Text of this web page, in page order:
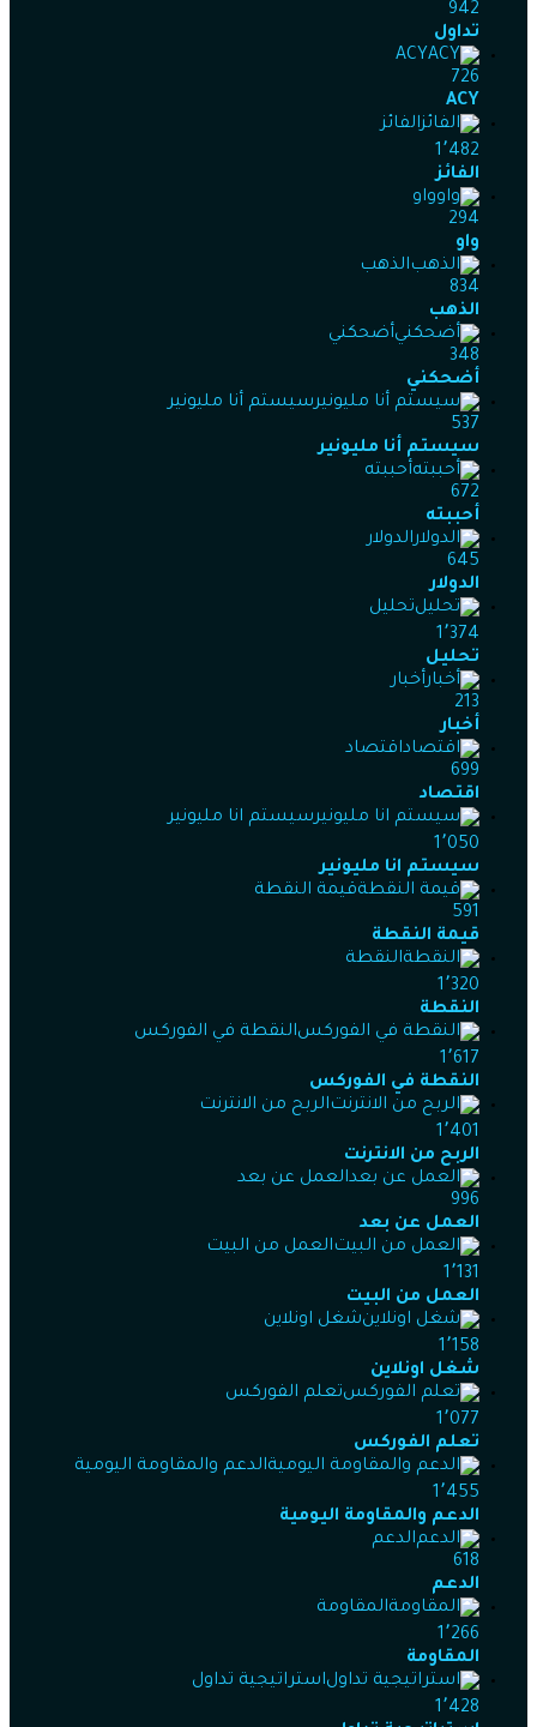
942
تداول
ACY
726
ACY
الفائز
1٬482
الفائز
واو
294
واو
الذهب
834
الذهب
أضحكني
348
أضحكني
سيستم أنا مليونير
537
سيستم أنا مليونير
أحببته
672
أحببته
الدولار
645
الدولار
تحليل
1٬374
تحليل
أخبار
213
أخبار
اقتصاد
699
اقتصاد
سيستم انا مليونير
1٬050
سيستم انا مليونير
قيمة النقطة
591
قيمة النقطة
النقطة
1٬320
النقطة
النقطة في الفوركس
1٬617
النقطة في الفوركس
الربح من الانترنت
1٬401
الربح من الانترنت
العمل عن بعد
996
العمل عن بعد
العمل من البيت
1٬131
العمل من البيت
شغل اونلاين
1٬158
شغل اونلاين
تعلم الفوركس
1٬077
تعلم الفوركس
الدعم والمقاومة اليومية
1٬455
الدعم والمقاومة اليومية
الدعم
618
الدعم
المقاومة
1٬266
المقاومة
استراتيجية تداول
1٬428